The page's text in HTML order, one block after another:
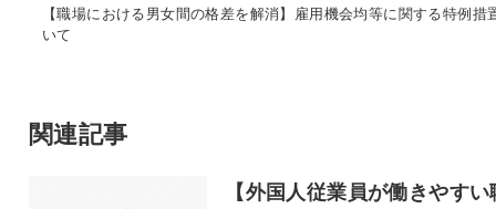
【職場における男女間の格差を解消】雇用機会均等に関する特例措
いて
関連記事
【外国人従業員が働きやすい